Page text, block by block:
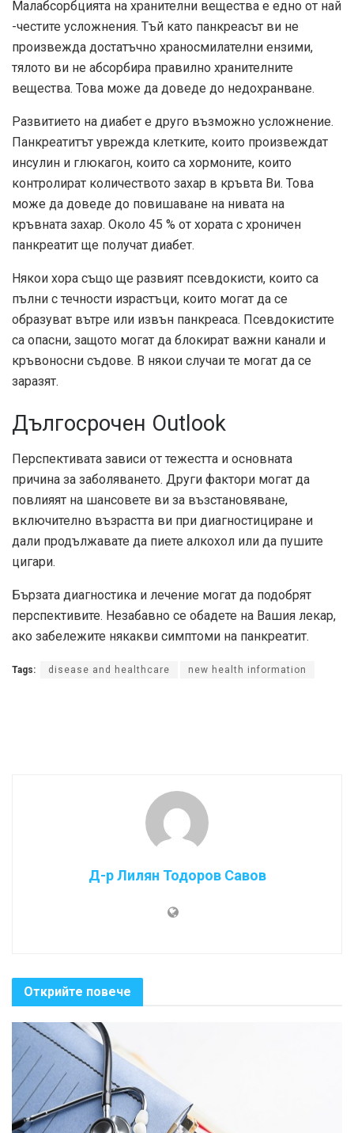
Малабсорбцията на хранителни вещества е едно от най
-честите усложнения. Тъй като панкреасът ви не
произвежда достатъчно храносмилателни ензими,
тялото ви не абсорбира правилно хранителните
вещества. Това може да доведе до недохранване.
Развитието на диабет е друго възможно усложнение.
Панкреатитът уврежда клетките, които произвеждат
инсулин и глюкагон, които са хормоните, които
контролират количеството захар в кръвта Ви. Това
може да доведе до повишаване на нивата на
кръвната захар. Около 45 % от хората с хроничен
панкреатит ще получат диабет.
Някои хора също ще развият псевдокисти, които са
пълни с течности израстъци, които могат да се
образуват вътре или извън панкреаса. Псевдокистите
са опасни, защото могат да блокират важни канали и
кръвоносни съдове. В някои случаи те могат да се
заразят.
Дългосрочен Outlook
Перспективата зависи от тежестта и основната
причина за заболяването. Други фактори могат да
повлияят на шансовете ви за възстановяване,
включително възрастта ви при диагностициране и
дали продължавате да пиете алкохол или да пушите
цигари.
Бързата диагностика и лечение могат да подобрят
перспективите. Незабавно се обадете на Вашия лекар,
ако забележите някакви симптоми на панкреатит.
Tags: disease and healthcare new health information
Д-р Лилян Тодоров Савов
Открийте повече